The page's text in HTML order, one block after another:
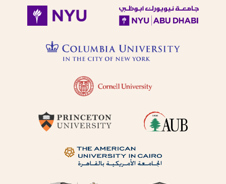
Feminine
possessive suffix
iyah and not as -
iyyah, i.e. search for
Tanwīn al-Fatḥ is
transliteration as -
an, i.e. search for
khassatan.
Tāʼ Marbūṭah is
written as -h for
single nouns and -t
in cases of al-Iḍāfah